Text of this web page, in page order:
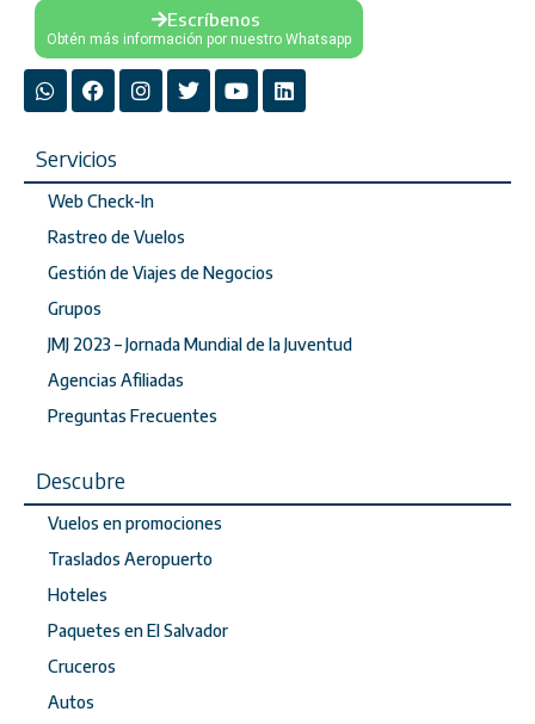
Escríbenos
Obtén más información por nuestro Whatsapp
Servicios
Web Check-In
Rastreo de Vuelos
Gestión de Viajes de Negocios
Grupos
JMJ 2023 – Jornada Mundial de la Juventud
Agencias Afiliadas
Preguntas Frecuentes
Descubre
Vuelos en promociones
Traslados Aeropuerto
Hoteles
Paquetes en El Salvador
Cruceros
Autos